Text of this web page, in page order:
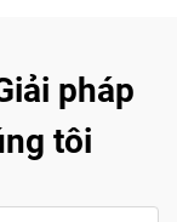
pháp
tôi